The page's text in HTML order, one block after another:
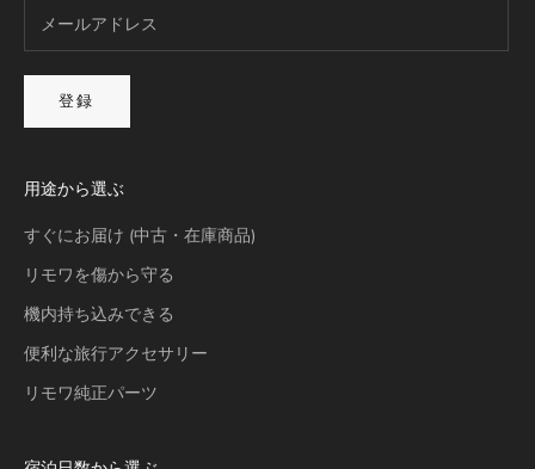
登録
用途から選ぶ
すぐにお届け (中古・在庫商品)
リモワを傷から守る
機内持ち込みできる
便利な旅行アクセサリー
リモワ純正パーツ